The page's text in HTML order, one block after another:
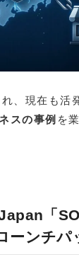
、現在も活
スの事例 を
「
ーンチパ